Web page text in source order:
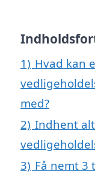
1) Hvad kan
med?
2) Indhent
3) Få nemt 3